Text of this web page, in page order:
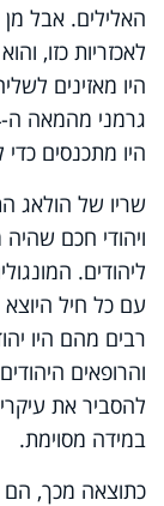
האלילים. אבל
לאכזריות כזו,
היו מאזינים
היו מתכנסים כדי
שריו של הולאג
ויהודי חכם שהיה
ליהודים.
עם כל חיל
רבים מהם היו
והרופאים
להסביר את
במידה מסוימת.
כתוצאה מכך,